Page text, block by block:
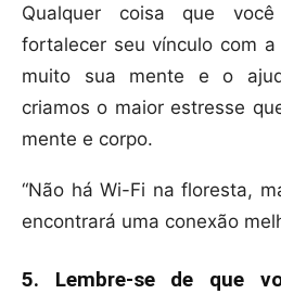
Qualquer coisa que
fortalecer seu vínculo com
muito sua mente e o
criamos o maior estresse
mente e corpo.
“Não há Wi-Fi na floresta,
encontrará uma conexão
5. Lembre-se de que